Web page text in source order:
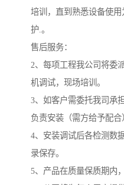
培训，直到熟悉设备使
护.。
售后服务：
2、每项工程我公司将委
机调试，现场培训。
3、如客户需委托我司承
负责安装（需方给予配合
4、安装调试后各检测数
录保存。
5、产品在质量保质期内